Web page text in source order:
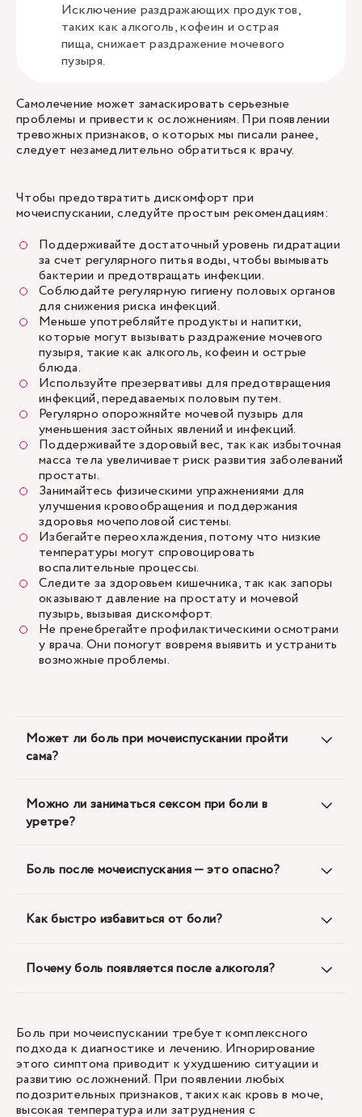
Исключение раздражающих продуктов,
таких как алкоголь, кофеин и острая
пища, снижает раздражение мочевого
пузыря.
Самолечение может замаскировать серьезные
проблемы и привести к осложнениям. При появлении
тревожных признаков, о которых мы писали ранее,
следует незамедлительно обратиться к врачу.
Чтобы предотвратить дискомфорт при
мочеиспускании, следуйте простым рекомендациям:
Поддерживайте достаточный уровень гидратации
за счет регулярного питья воды, чтобы вымывать
бактерии и предотвращать инфекции.
Соблюдайте регулярную гигиену половых органов
для снижения риска инфекций.
Меньше употребляйте продукты и напитки,
которые могут вызывать раздражение мочевого
пузыря, такие как алкоголь, кофеин и острые
блюда.
Используйте презервативы для предотвращения
инфекций, передаваемых половым путем.
Регулярно опорожняйте мочевой пузырь для
уменьшения застойных явлений и инфекций.
Поддерживайте здоровый вес, так как избыточная
масса тела увеличивает риск развития заболеваний
простаты.
Занимайтесь физическими упражнениями для
улучшения кровообращения и поддержания
здоровья мочеполовой системы.
Избегайте переохлаждения, потому что низкие
температуры могут спровоцировать
воспалительные процессы.
Следите за здоровьем кишечника, так как запоры
оказывают давление на простату и мочевой
пузырь, вызывая дискомфорт.
Не пренебрегайте профилактическими осмотрами
у врача. Они помогут вовремя выявить и устранить
возможные проблемы.
Может ли боль при мочеиспускании пройти
сама?
Можно ли заниматься сексом при боли в
уретре?
Боль после мочеиспускания — это опасно?
Как быстро избавиться от боли?
Почему боль появляется после алкоголя?
Боль при мочеиспускании требует комплексного
подхода к диагностике и лечению. Игнорирование
этого симптома приводит к ухудшению ситуации и
развитию осложнений. При появлении любых
подозрительных признаков, таких как кровь в моче,
высокая температура или затруднения с